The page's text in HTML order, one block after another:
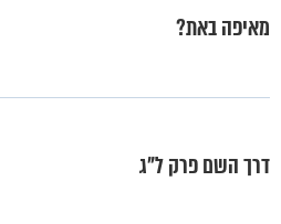
מאיפה באת?
דרך השם פרק ל"ג